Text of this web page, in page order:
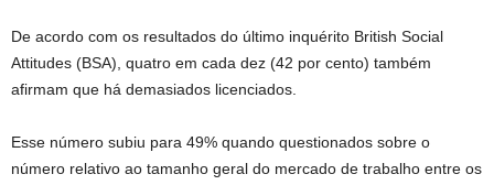
De acordo com os resultados do último inquérito British Social
Attitudes (BSA), quatro em cada dez (42 por cento) também
afirmam que há demasiados licenciados.
Esse número subiu para 49% quando questionados sobre o
número relativo ao tamanho geral do mercado de trabalho entre os